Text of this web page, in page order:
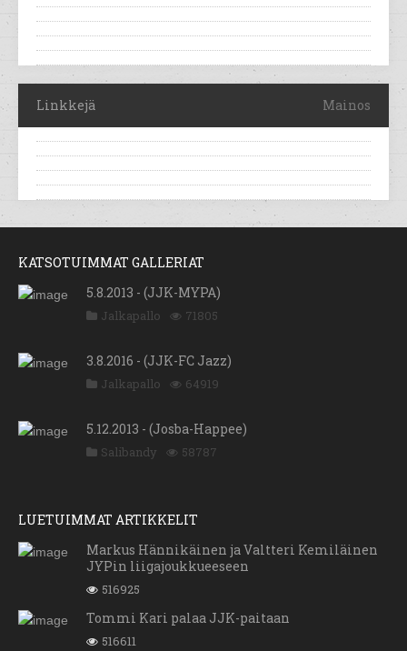
Linkkejä Mainos
KATSOTUIMMAT GALLERIAT
5.8.2013 - (JJK-MYPA)
Jalkapallo 71805
3.8.2016 - (JJK-FC Jazz)
Jalkapallo 64919
5.12.2013 - (Josba-Happee)
Salibandy 58787
LUETUIMMAT ARTIKKELIT
Markus Hännikäinen ja Valtteri Kemiläinen
JYPin liigajoukkueeseen
516925
Tommi Kari palaa JJK-paitaan
516611